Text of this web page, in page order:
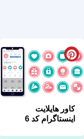
کاور هایلایت
اینستاگرام کد 6